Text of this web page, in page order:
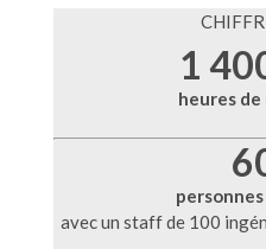
1
heures
avec un staff de 100